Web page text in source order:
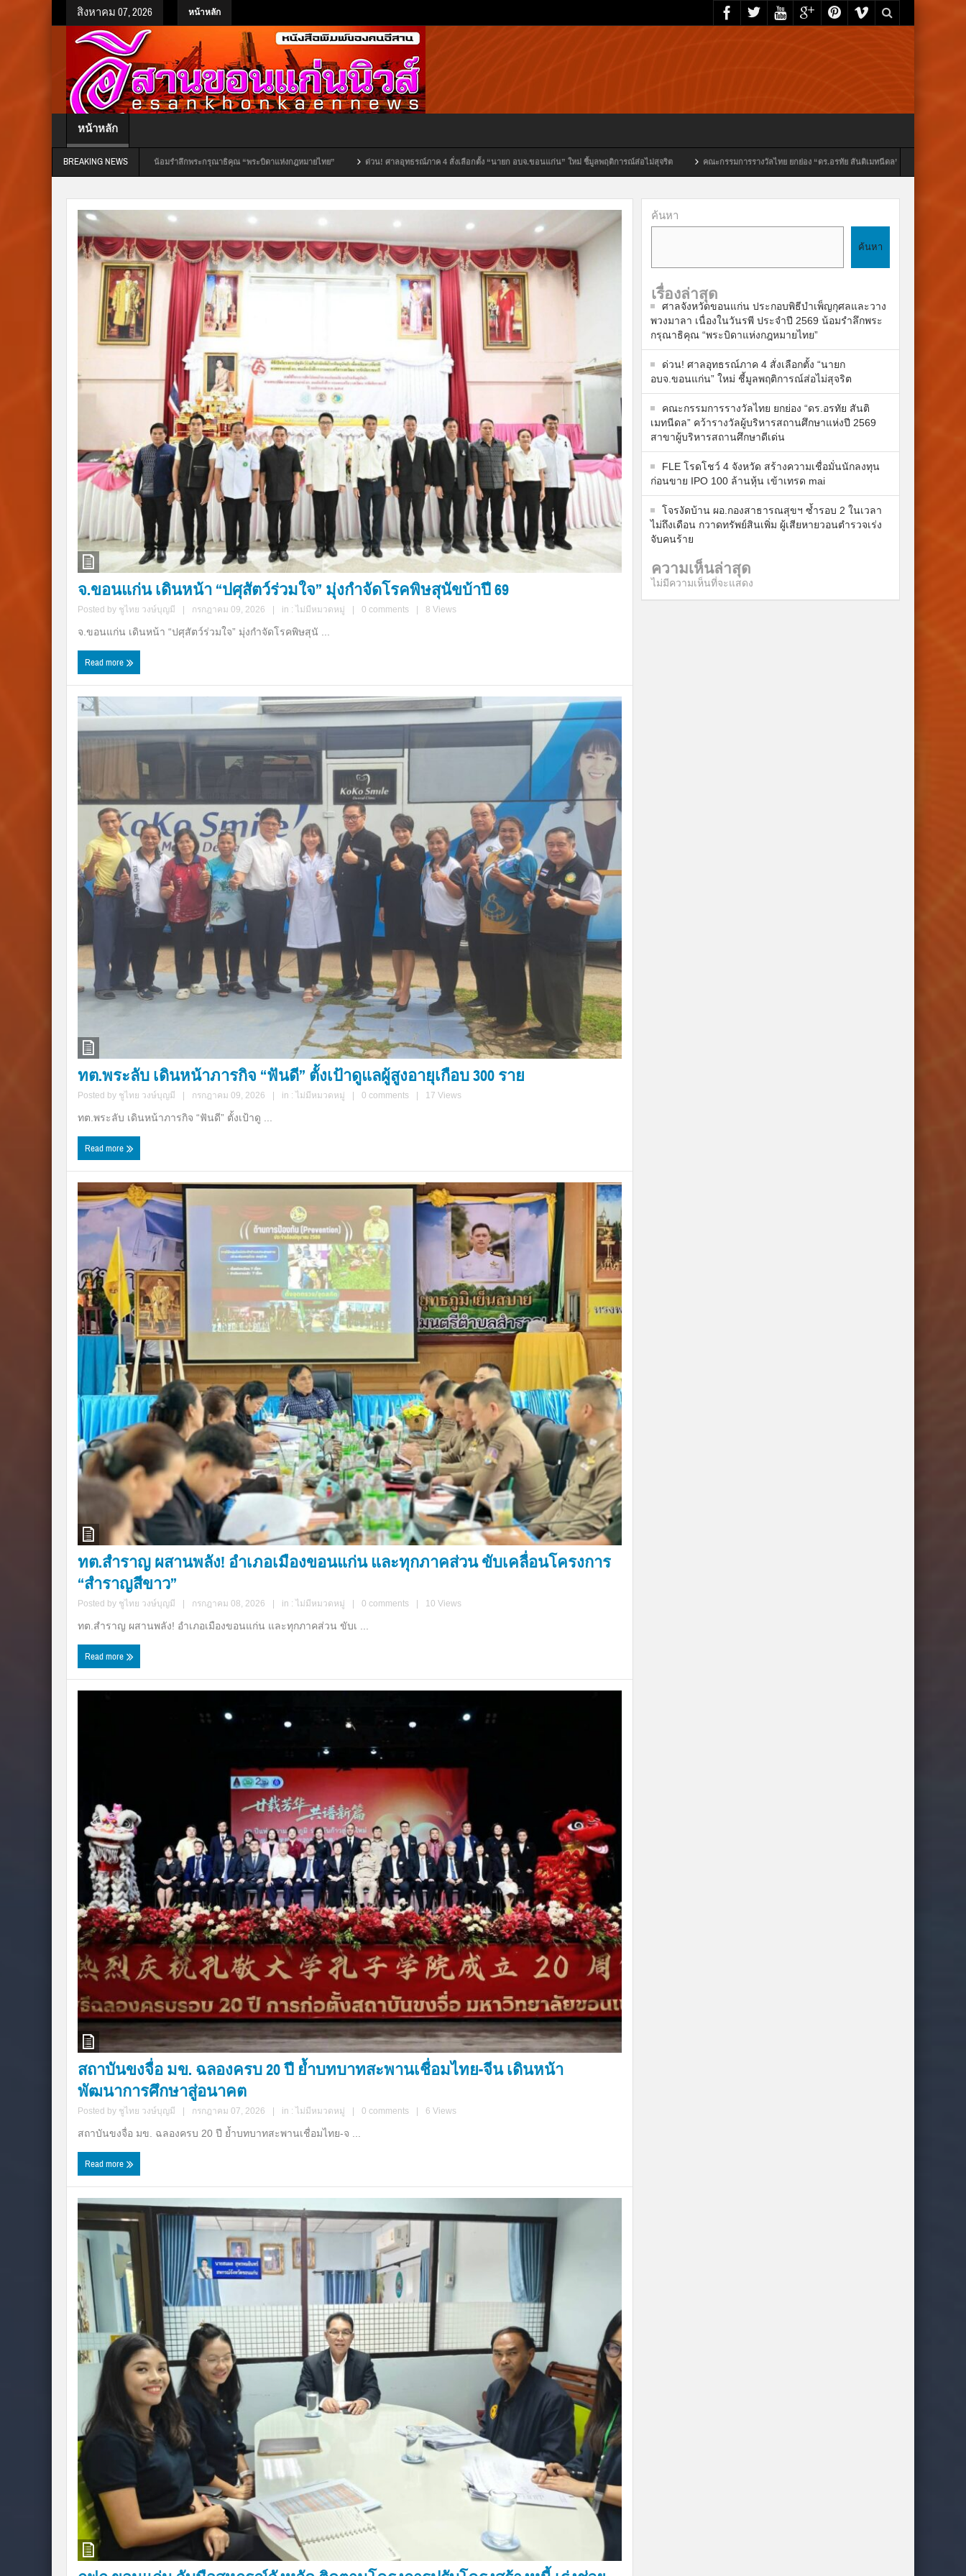
สิงหาคม 07, 2026 หน้าหลัก
หน้าหลัก
BREAKING NEWS
ประจำปี 2569 น้อมรำลึกพระกรุณาธิคุณ “พระบิดาแห่งกฎหมายไทย” ด่วน! ศาลอุทธรณ์ภาค 4 สั่งเลือกตั้ง “นายก อบจ.ขอนแก่น” ใหม่ ชี้มูลพฤติการณ์ส่อไม่สุจริต คณะกรรมการรางวัลไทย ยกย่อง “ดร.อรทัย สันติเมทนีดล” คว้ารางวัลผู้บริหารสถานศึกษาแห่งปี 2569 สา
จ.ขอนแก่น เดินหน้า “ปศุสัตว์ร่วมใจ” มุ่งกำจัดโรคพิษสุนัขบ้าปี 69
Posted by ชูไทย วงษ์บุญมี | กรกฎาคม 09, 2026 | in :ไม่มีหมวดหมู่ | 0 comments | 8 Views
จ.ขอนแก่น เดินหน้า “ปศุสัตว์ร่วมใจ” มุ่งกำจัดโรคพิษสุนั ...
Read more
ทต.พระลับ เดินหน้าภารกิจ “ฟันดี” ตั้งเป้าดูแลผู้สูงอายุเกือบ 300 ราย
Posted by ชูไทย วงษ์บุญมี กรกฎาคม 09, 2026 in : ไม่มีหมวดหมู่ 0 comments 17 Views
ทต.พระลับ เดินหน้าภารกิจ “ฟันดี” ตั้งเป้าดู ...
Read more
ทต.สำราญ ผสานพลัง! อำเภอเมืองขอนแก่น และทุกภาคส่วน ขับเคลื่อนโครงการ
“สำราญสีขาว”
Posted by ชูไทย วงษ์บุญมี | กรกฎาคม 08, 2026 | in :ไม่มีหมวดหมู่ | 0 comments | 10 Views
ทต.สำราญ ผสานพลัง! อำเภอเมืองขอนแก่น และทุกภาคส่วน ขับเ ...
Read more
สถาบันขงจื่อ มข. ฉลองครบ 20 ปี ย้ำบทบาทสะพานเชื่อมไทย-จีน เดินหน้า
พัฒนาการศึกษาสู่อนาคต
Posted by ชูไทย วงษ์บุญมี กรกฎาคม 07, 2026 in : ไม่มีหมวดหมู่ 0 comments 6 Views
สถาบันขงจื่อ มข. ฉลองครบ 20 ปี ย้ำบทบาทสะพานเชื่อมไทย-จ ...
Read more
ค้นหา
ค้นหา
เรื่องล่าสุด
ศาลจังหวัดขอนแก่น ประกอบพิธีบำเพ็ญกุศลและวาง
พวงมาลา เนื่องในวันรพี ประจำปี 2569 น้อมรำลึกพระ
กรุณาธิคุณ “พระบิดาแห่งกฎหมายไทย”
ด่วน! ศาลอุทธรณ์ภาค 4 สั่งเลือกตั้ง “นายก
อบจ.ขอนแก่น” ใหม่ ชี้มูลพฤติการณ์ส่อไม่สุจริต
คณะกรรมการรางวัลไทย ยกย่อง “ดร.อรทัย สันติ
เมทนีดล” คว้ารางวัลผู้บริหารสถานศึกษาแห่งปี 2569
สาขาผู้บริหารสถานศึกษาดีเด่น
FLE โรดโชว์ 4 จังหวัด สร้างความเชื่อมั่นนักลงทุน
ก่อนขาย IPO 100 ล้านหุ้น เข้าเทรด mai
โจรงัดบ้าน ผอ.กองสาธารณสุขฯ ซ้ำรอบ 2 ในเวลา
ไม่ถึงเดือน กวาดทรัพย์สินเพิ่ม ผู้เสียหายวอนตำรวจเร่ง
จับคนร้าย
ความเห็นล่าสุด
ไม่มีความเห็นที่จะแสดง